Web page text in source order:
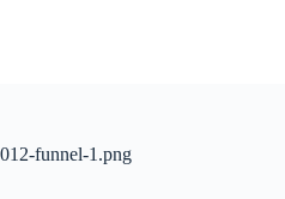
012-funnel-1.png